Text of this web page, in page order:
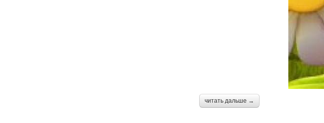
читать дальше →